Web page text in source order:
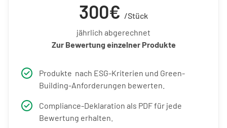
300€ /Stück
jährlich abgerechnet
Zur Bewertung einzelner Produkte
Produkte nach ESG-Kriterien und Green-
Building-Anforderungen bewerten.
Compliance-Deklaration als PDF für jede
Bewertung erhalten.